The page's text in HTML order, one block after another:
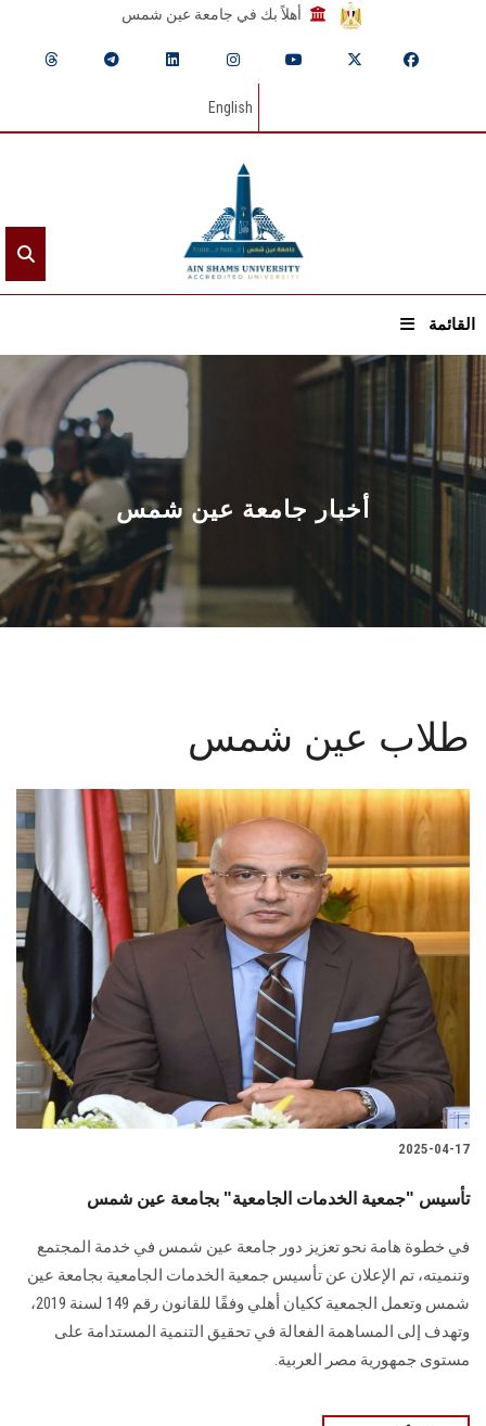
أهلاً بك في جامعة عين شمس
English
القائمة
الرئيسيـة
عن الجامعة
القطاعـات
الشئون الأكاديمية
البحث العلمي
الأنظمة الذكية
الإعلام
تواصل معنا
الطلاب
هيئة التدريس
الدراسات العليا
الزائـرون
سجل الان
أخبار جامعة عين شمس
طلاب عين شمس
2025-04-17
تأسيس "جمعية الخدمات الجامعية" بجامعة عين شمس
في خطوة هامة نحو تعزيز دور جامعة عين شمس في خدمة المجتمع
وتنميته، تم الإعلان عن تأسيس جمعية الخدمات الجامعية بجامعة عين
شمس وتعمل الجمعية ككيان أهلي وفقًا للقانون رقم 149 لسنة 2019،
وتهدف إلى المساهمة الفعالة في تحقيق التنمية المستدامة على
مستوى جمهورية مصر العربية.